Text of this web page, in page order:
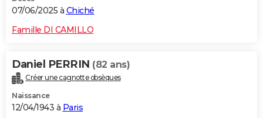
07/06/2025 à Chiché
Famille DI CAMILLO
Daniel PERRIN (82 ans)
Créer une cagnotte obsèques
Naissance
12/04/1943 à Paris